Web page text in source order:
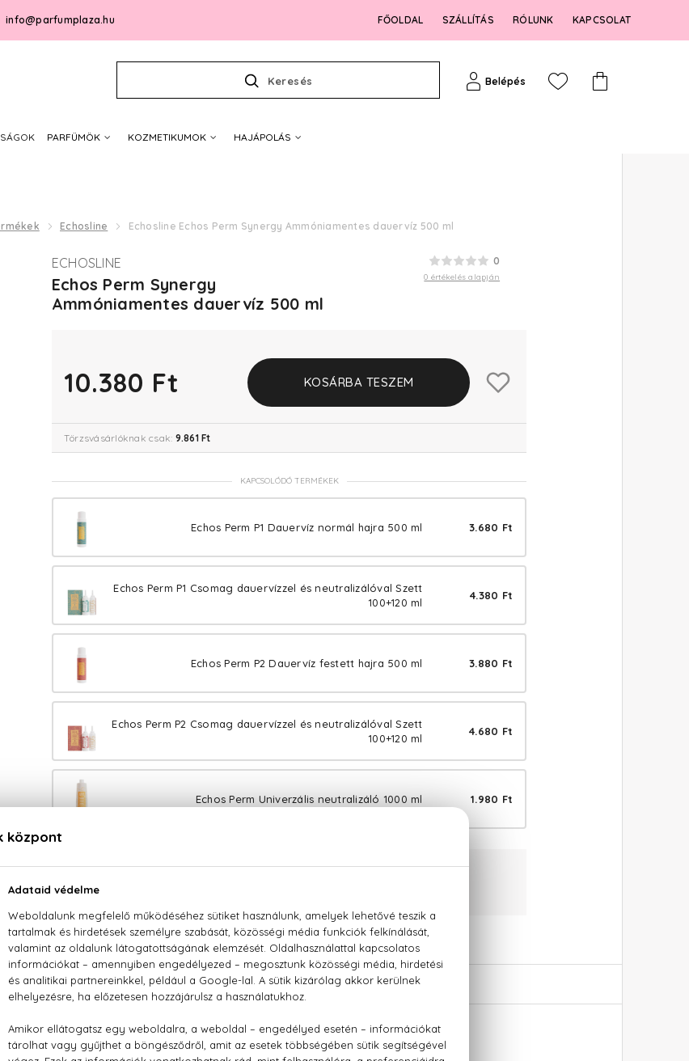
info@parfumplaza.hu FŐOLDAL SZÁLLÍTÁS RÓLUNK KAPCSOLAT
Keresés Belépés
PARFÜMÖK KOZMETIKUMOK HAJÁPOLÁS
Echosline Echosline Echos Perm Synergy Ammóniamentes dauervíz 500 ml
0
0 értékelés alapján
ECHOSLINE
Echos Perm Synergy
Ammóniamentes dauervíz 500 ml
10.380 Ft KOSÁRBA TESZEM
Törzsvásárlóknak csak: 9.861 Ft
KAPCSOLÓDÓ TERMÉKEK
Echos Perm P1 Dauervíz normál hajra 500 ml 3.680 Ft
Echos Perm P1 Csomag dauervízzel és neutralizálóval Szett
100+120 ml
4.380 Ft
Echos Perm P2 Dauervíz festett hajra 500 ml 3.880 Ft
Echos Perm P2 Csomag dauervízzel és neutralizálóval Szett
100+120 ml
4.680 Ft
Echos Perm Univerzális neutralizáló 1000 ml 1.980 Ft
Kérdésed van, elakadtál? Hívd ügyfélszolgálatunkat:
LEÍRÁS ÉRTÉKELÉSEK (0) SZÁLLÍTÁS